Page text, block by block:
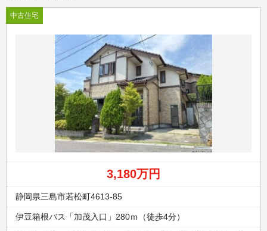
中古住宅
3,180万円
静岡県三島市若松町4613-85
伊豆箱根バス「加茂入口」280ｍ（徒歩4分）